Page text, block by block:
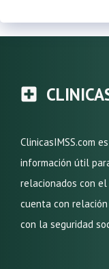
ClinicasIMSS.com
información útil
relacionados con el
cuenta con
con la seguridad